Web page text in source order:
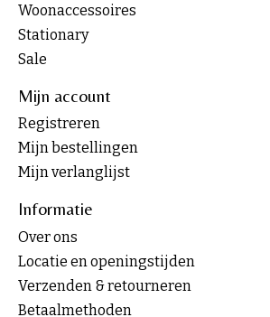
Woonaccessoires
Stationary
Sale
Mijn account
Registreren
Mijn bestellingen
Mijn verlanglijst
Informatie
Over ons
Locatie en openingstijden
Verzenden & retourneren
Betaalmethoden